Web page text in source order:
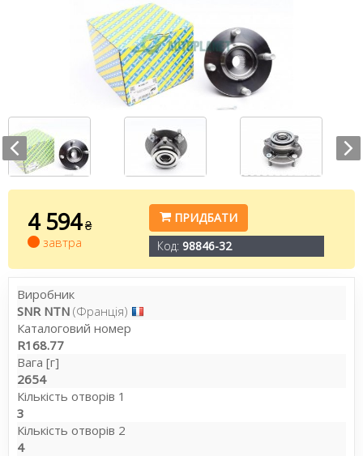
4 594 ₴
завтра
ПРИДБАТИ
Код: 98846-32
Виробник
SNR NTN (Франція)
Каталоговий номер
R168.77
Вага [г]
2654
Кількість отворів 1
3
Кількість отворів 2
4